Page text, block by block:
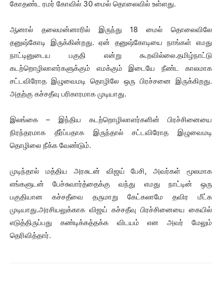
கோதண்ட ரமர் கோவில் 30 மைல் தொலைவில் உள்ளது.
ஆனால் தலைமன்னாரில் இருந்து 18 மைல் தொலைவிலே
தனுஷ்கோடி இருக்கின்றது. ஏன் தனுஷ்கோடியை நாங்கள் எமது
நாட்டினுடைய பகுதி என்று கூறவில்லை.தமிழ்நாட்டு
கடற்றொழிலாளர்களுக்கும் எமக்கும் இடையே நீண்ட காலமாக
சட்டவிரோத இழுவைமடி தொழிலே ஒரு பிரச்சனை இருக்கிறது.
அதற்கு கச்சதீவு பரிகாரமாக முடியாது.
இலங்கை – இந்திய கடற்றொழிலாளர்களின் பிரச்சினையை
நிரந்தரமாக தீர்ப்பதாக இருந்தால் சட்டவிரோத இழுவைமடி
தொழிலை நீக்க வேண்டும்.
முடிந்தால் மத்திய அரசுடன் விஜய் பேசி, அவர்கள் மூலமாக
எங்களுடன் பேச்சுவார்த்தைக்கு வந்து எமது நாட்டின் ஒரு
பகுதியான கச்சதீவை தருமாறு கேட்கலாமே தவிர மீட்க
முடியாது.அரசியலுக்காக விஜய் கச்சதீவு பிரச்சினையை கையில்
எடுத்திருப்பது கண்டிக்கத்தக்க விடயம் என அவர் மேலும்
தெரிவித்தார்.